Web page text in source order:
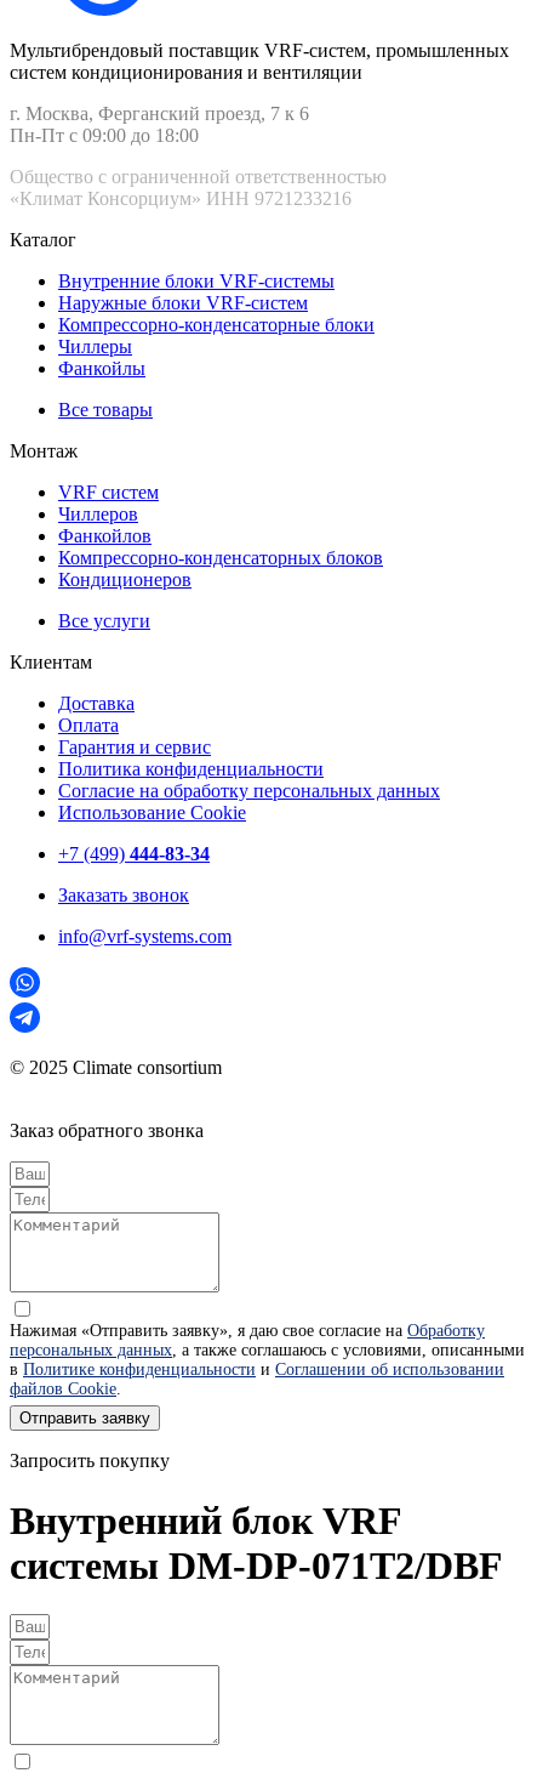
Мультибрендовый поставщик VRF-cистем, промышленных
систем кондиционирования и вентиляции
г. Москва, Ферганский проезд, 7 к 6
Пн-Пт с 09:00 до 18:00
Общество с ограниченной ответственностью
«Климат Консорциум» ИНН 9721233216
Каталог
Внутренние блоки VRF-cистемы
Наружные блоки VRF-cистем
Компрессорно-конденсаторные блоки
Чиллеры
Фанкойлы
Все товары
Монтаж
VRF систем
Чиллеров
Фанкойлов
Компрессорно-конденсаторных блоков
Кондиционеров
Все услуги
Клиентам
Доставка
Оплата
Гарантия и сервис
Политика конфиденциальности
Согласие на обработку персональных данных
Использование Cookie
+7 (499) 444-83-34
Заказать звонок
info@vrf-systems.com
© 2025 Climate consortium
Заказ обратного звонка
Нажимая «Отправить заявку», я даю свое согласие на Обработку
персональных данных, а также соглашаюсь с условиями, описанными
в Политике конфиденциальности и Соглашении об использовании
файлов Cookie.
Отправить заявку
Запросить покупку
Внутренний блок VRF
системы DM-DP-071T2/DBF